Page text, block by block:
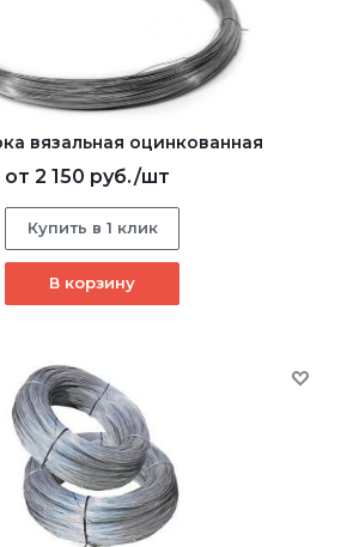
вязальная оцинкованная
от 2 150 руб./шт
Купить в 1 клик
В корзину